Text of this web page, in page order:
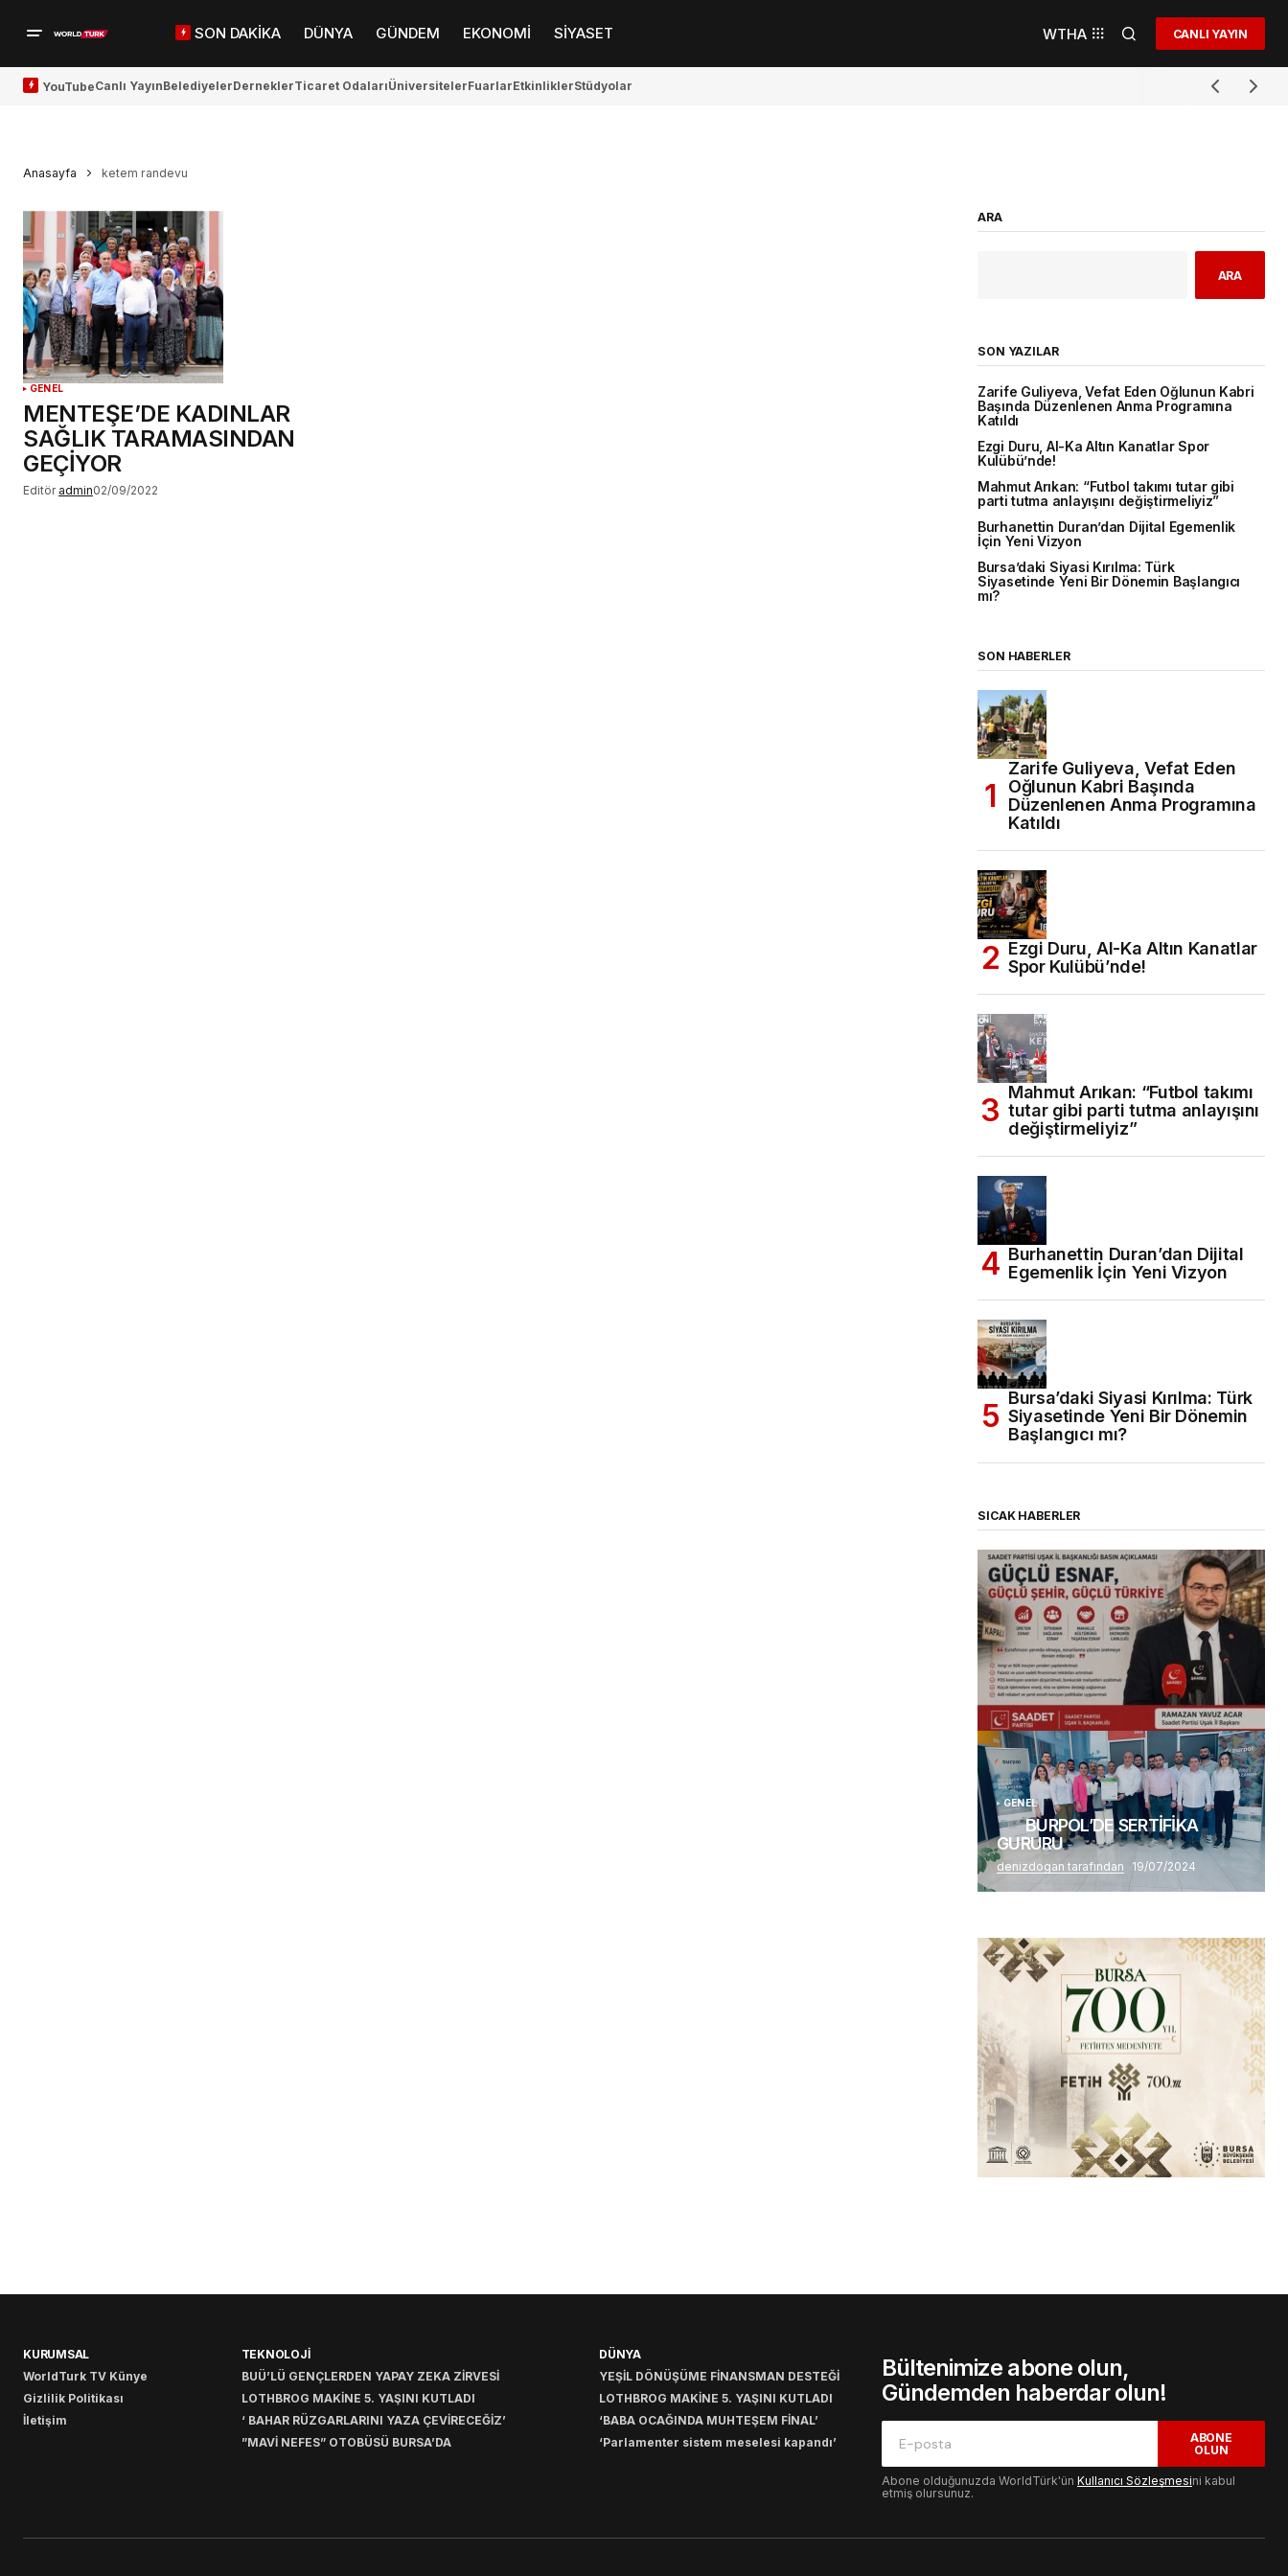
SON DAKİKA DÜNYA GÜNDEM EKONOMİ SİYASET WTHA CANLI YAYIN
YouTubeCanlı YayınBelediyelerDerneklerTicaret OdalarıÜniversitelerFuarlarEtkinliklerStüdyolar
Anasayfa ketem randevu
GENEL
MENTEŞE’DE KADINLAR
SAĞLIK TARAMASINDAN
GEÇİYOR
Editör admin02/09/2022
ARA
ARA
SON YAZILAR
Zarife Guliyeva, Vefat Eden Oğlunun Kabri
Başında Düzenlenen Anma Programına
Katıldı
Ezgi Duru, Al-Ka Altın Kanatlar Spor
Kulübü’nde!
Mahmut Arıkan: “Futbol takımı tutar gibi
parti tutma anlayışını değiştirmeliyiz”
Burhanettin Duran’dan Dijital Egemenlik
İçin Yeni Vizyon
Bursa’daki Siyasi Kırılma: Türk
Siyasetinde Yeni Bir Dönemin Başlangıcı
mı?
SON HABERLER
Zarife Guliyeva, Vefat Eden
Oğlunun Kabri Başında
Düzenlenen Anma Programına
Katıldı
Ezgi Duru, Al-Ka Altın Kanatlar
Spor Kulübü’nde!
Mahmut Arıkan: “Futbol takımı
tutar gibi parti tutma anlayışını
değiştirmeliyiz”
Burhanettin Duran’dan Dijital
Egemenlik İçin Yeni Vizyon
Bursa’daki Siyasi Kırılma: Türk
Siyasetinde Yeni Bir Dönemin
Başlangıcı mı?
SICAK HABERLER
(başlıksız)
Alaattin Karahan tarafından 14/07/2026
GENEL
BURPOL’DE SERTİFİKA
GURURU
denizdogan tarafından 19/07/2024
KURUMSAL
WorldTurk TV Künye
Gizlilik Politikası
İletişim
TEKNOLOJİ
BUÜ’LÜ GENÇLERDEN YAPAY ZEKA ZİRVESİ
LOTHBROG MAKİNE 5. YAŞINI KUTLADI
‘ BAHAR RÜZGARLARINI YAZA ÇEVİRECEĞİZ’
”MAVİ NEFES” OTOBÜSÜ BURSA’DA
DÜNYA
YEŞİL DÖNÜŞÜME FİNANSMAN DESTEĞİ
LOTHBROG MAKİNE 5. YAŞINI KUTLADI
‘BABA OCAĞINDA MUHTEŞEM FİNAL’
‘Parlamenter sistem meselesi kapandı’
Bültenimize abone olun,
Gündemden haberdar olun!
ABONE
OLUN
Abone olduğunuzda WorldTürk'ün Kullanıcı Sözleşmesini kabul
etmiş olursunuz.